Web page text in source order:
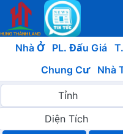
Nhà Ở PL. Đấu Giá
Chung Cư
Nhà